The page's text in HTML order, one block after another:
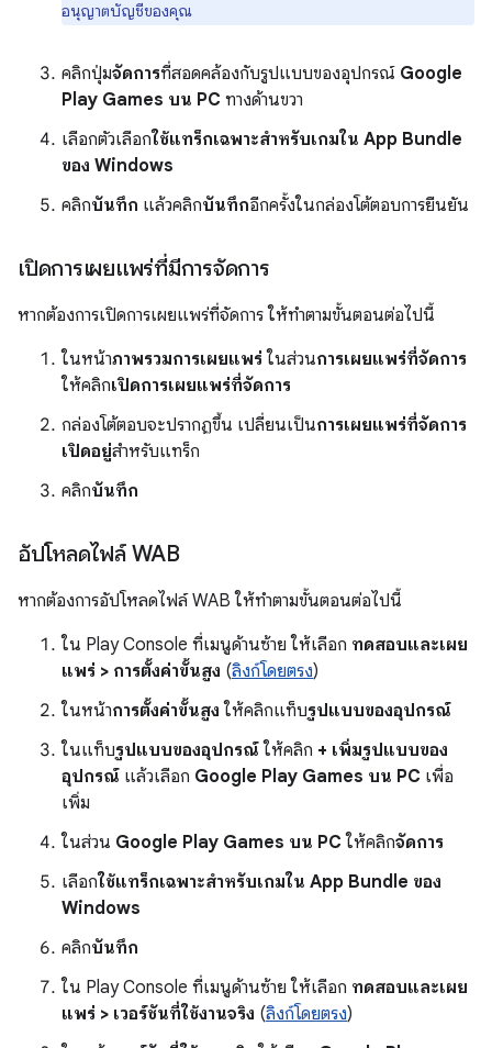
อนุญาตบัญชีของคุณ
คลิกปุ่มจัดการที่สอดคล้องกับรูปแบบของอุปกรณ์ Google
Play Games บน PC ทางด้านขวา
เลือกตัวเลือกใช้แทร็กเฉพาะสำหรับเกมใน App Bundle
ของ Windows
คลิกบันทึก แล้วคลิกบันทึกอีกครั้งในกล่องโต้ตอบการยืนยัน
เปิดการเผยแพร่ที่มีการจัดการ
หากต้องการเปิดการเผยแพร่ที่จัดการ ให้ทำตามขั้นตอนต่อไปนี้
ในหน้าภาพรวมการเผยแพร่ ในส่วนการเผยแพร่ที่จัดการ
ให้คลิกเปิดการเผยแพร่ที่จัดการ
กล่องโต้ตอบจะปรากฏขึ้น เปลี่ยนเป็นการเผยแพร่ที่จัดการ
เปิดอยู่สำหรับแทร็ก
คลิกบันทึก
อัปโหลดไฟล์ WAB
หากต้องการอัปโหลดไฟล์ WAB ให้ทำตามขั้นตอนต่อไปนี้
ใน Play Console ที่เมนูด้านซ้าย ให้เลือก ทดสอบและเผย
แพร่ > การตั้งค่าขั้นสูง (ลิงก์โดยตรง)
ในหน้าการตั้งค่าขั้นสูง ให้คลิกแท็บรูปแบบของอุปกรณ์
ในแท็บรูปแบบของอุปกรณ์ ให้คลิก + เพิ่มรูปแบบของ
อุปกรณ์ แล้วเลือก Google Play Games บน PC เพื่อ
เพิ่ม
ในส่วน Google Play Games บน PC ให้คลิกจัดการ
เลือกใช้แทร็กเฉพาะสำหรับเกมใน App Bundle ของ
Windows
คลิกบันทึก
ใน Play Console ที่เมนูด้านซ้าย ให้เลือก ทดสอบและเผย
แพร่ > เวอร์ชันที่ใช้งานจริง (ลิงก์โดยตรง)